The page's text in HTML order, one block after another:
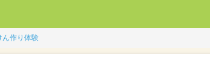
ん作り体験